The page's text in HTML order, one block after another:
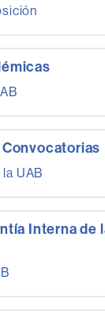
UAB
Interna de